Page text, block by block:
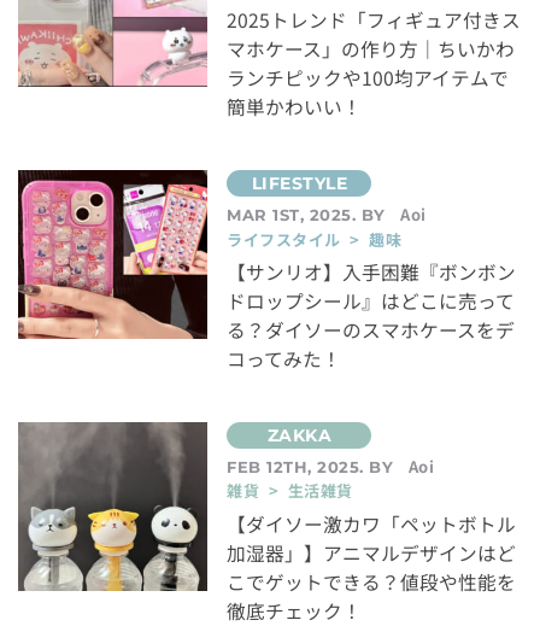
2025トレンド「フィギュア付きス
マホケース」の作り方｜ちいかわ
ランチピックや100均アイテムで
簡単かわいい！
MAR 1ST, 2025. BY
Aoi
ライフスタイル > 趣味
【サンリオ】入手困難『ボンボン
ドロップシール』はどこに売って
る？ダイソーのスマホケースをデ
コってみた！
FEB 12TH, 2025. BY
Aoi
雑貨 > 生活雑貨
【ダイソー激カワ「ペットボトル
加湿器」】アニマルデザインはど
こでゲットできる？値段や性能を
徹底チェック！